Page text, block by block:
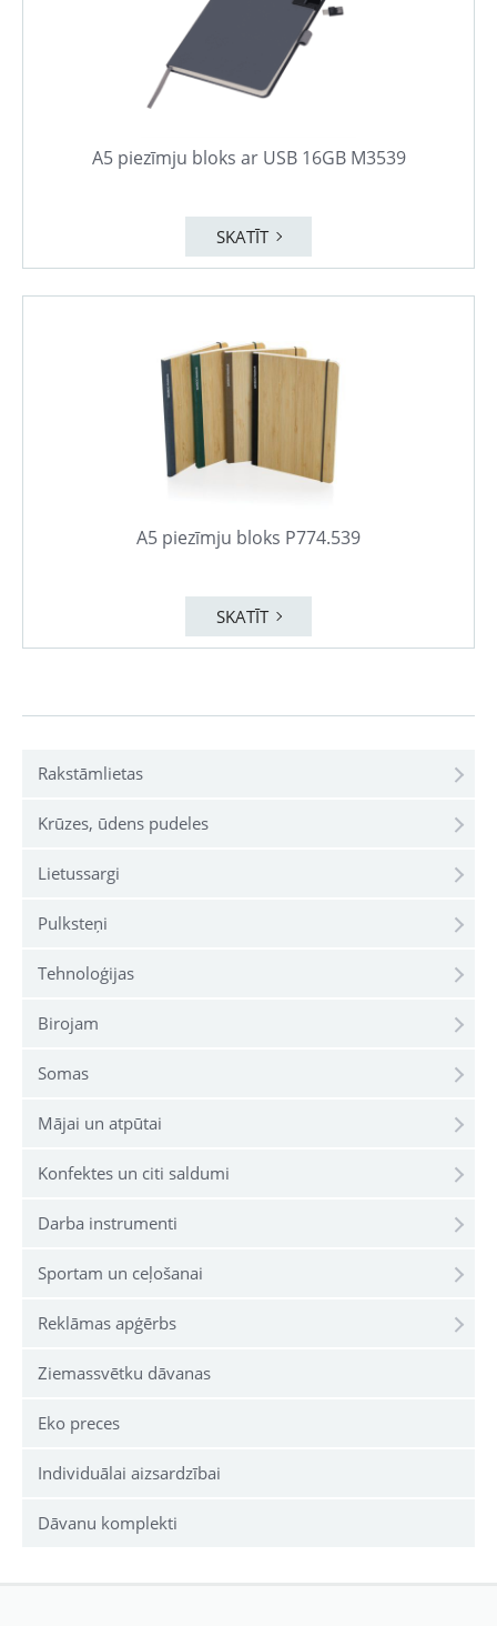
Rakstāmlietas
Krūzes, ūdens pudeles
Lietussargi
Pulksteņi
Tehnoloģijas
Birojam
Somas
Mājai un atpūtai
Konfektes un citi saldumi
Darba instrumenti
Sportam un ceļošanai
Reklāmas apģērbs
Ziemassvētku dāvanas
Eko preces
Individuālai aizsardzībai
Dāvanu komplekti
A5 piezīmju bloks ar USB 16GB M3539
SKATĪT
A5 piezīmju bloks P774.539
SKATĪT